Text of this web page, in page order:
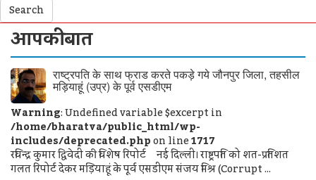
आपकी बात
राष्ट्रपति के साथ फ्राड करते पकड़े गये जौनपुर जिला, तहसील
मड़ियाहूं (उप्र) के पूर्व एसडीएम
Warning: Undefined variable $excerpt in
/home/bharatva/public_html/wp-
includes/deprecated.phpon line1717
रविन्द्र कुमार द्विवेदी की विशेष रिपोर्ट नई दिल्ली। राष्ट्रपति को शत-प्रतिशत
गलत रिपोर्ट देकर मड़ियाहूं के पूर्व एसडीएम संजय मिश्र (Corrupt ...